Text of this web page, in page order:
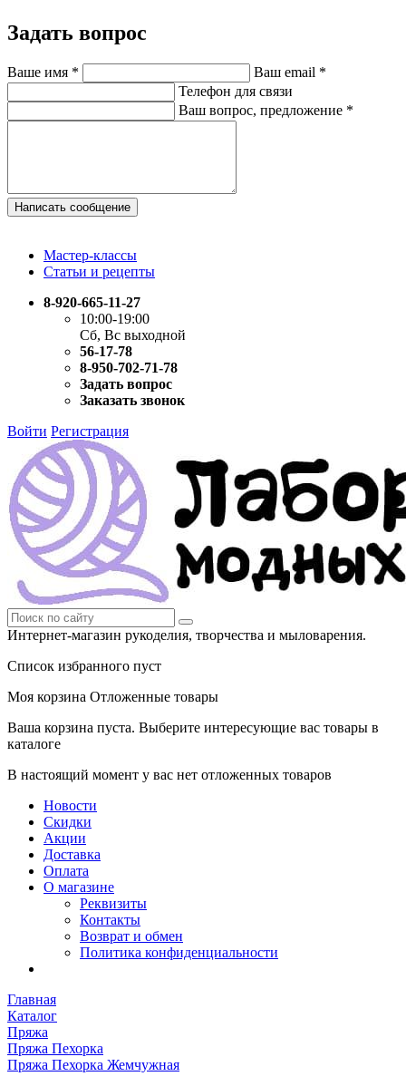
Задать вопрос
Ваше имя * Ваш email *
Телефон для связи
Ваш вопрос, предложение *
Написать сообщение
Мастер-классы
Статьи и рецепты
8-920-665-11-27
10:00-19:00
Сб, Вс выходной
56-17-78
8-950-702-71-78
Задать вопрос
Заказать звонок
Войти Регистрация
Интернет-магазин рукоделия, творчества и мыловарения.
Список избранного пуст
Моя корзина Отложенные товары
Ваша корзина пуста. Выберите интересующие вас товары в
каталоге
В настоящий момент у вас нет отложенных товаров
Новости
Скидки
Акции
Доставка
Оплата
О магазине
Реквизиты
Контакты
Возврат и обмен
Политика конфиденциальности
Главная
Каталог
Пряжа
Пряжа Пехорка
Пряжа Пехорка Жемчужная